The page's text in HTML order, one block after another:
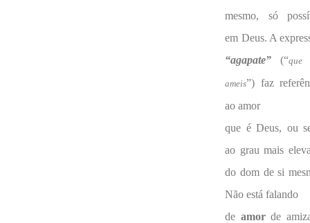
mesmo, só
em Deus. A
“agapate” (“que
ameis”) faz
ao amor
que é Deus, ou
ao grau mais
do dom de si
Não está falando
de amorde